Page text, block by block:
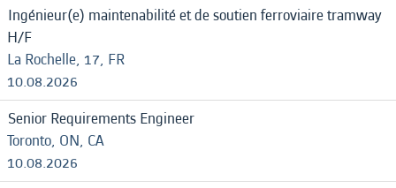
Ingénieur(e) maintenabilité et de soutien ferroviaire tramway
H/F
La Rochelle, 17, FR
10.08.2026
Senior Requirements Engineer
Toronto, ON, CA
10.08.2026